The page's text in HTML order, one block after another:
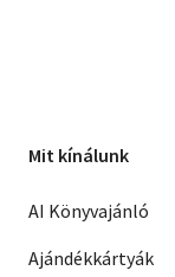
Mit kínálunk
AI Könyvajánló
Ajándékkártyák